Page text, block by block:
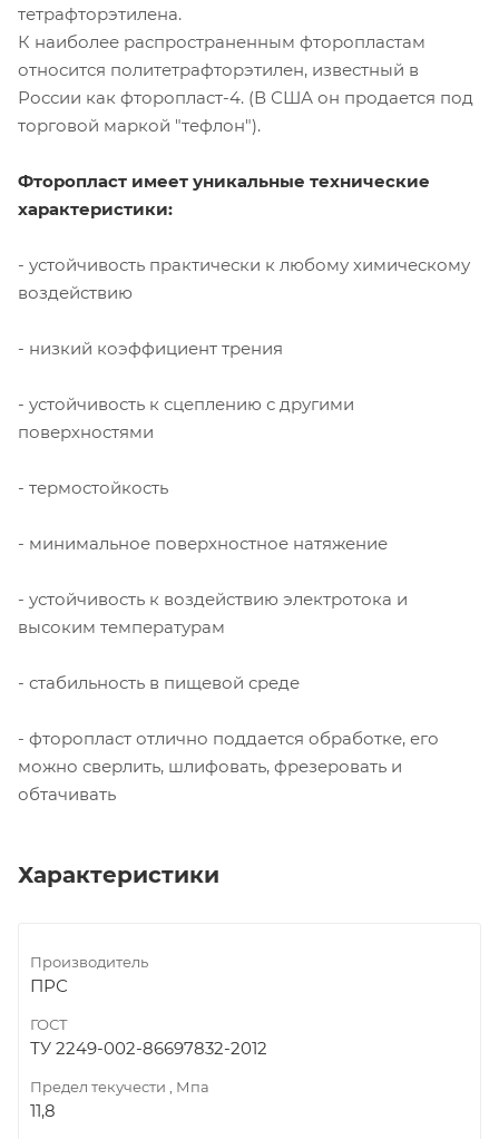
тетрафторэтилена.
К наиболее распространенным фторопластам
относится политетрафторэтилен, известный в
России как фторопласт-4. (В США он продается под
торговой маркой "тефлон").
Фторопласт имеет уникальные технические
характеристики:
- устойчивость практически к любому химическому
воздействию
- низкий коэффициент трения
- устойчивость к сцеплению с другими
поверхностями
- термостойкость
- минимальное поверхностное натяжение
- устойчивость к воздействию электротока и
высоким температурам
- стабильность в пищевой среде
- фторопласт отлично поддается обработке, его
можно сверлить, шлифовать, фрезеровать и
обтачивать
Характеристики
Производитель
ПРС
ГОСТ
ТУ 2249-002-86697832-2012
Предел текучести , Мпа
11,8